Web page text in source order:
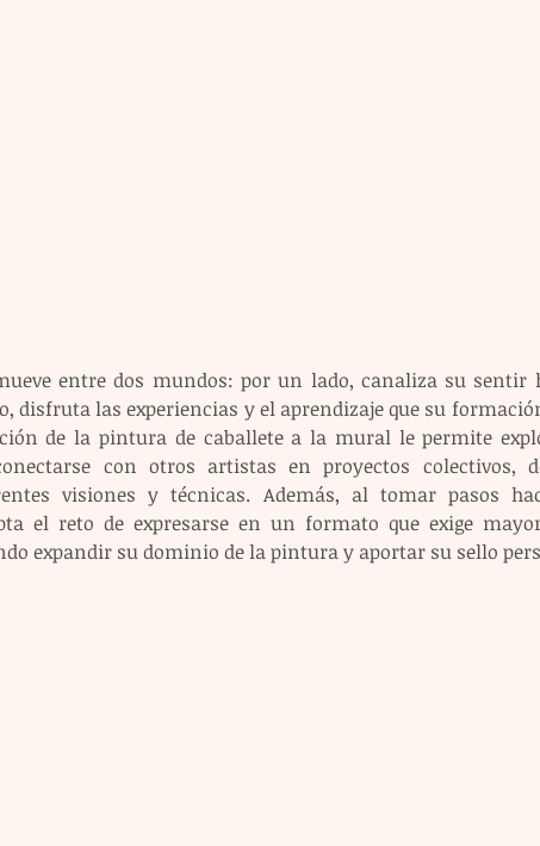
entre dos mundos: por un lado, canaliza su sentir
disfruta las experiencias y el aprendizaje que su
de la pintura de caballete a la mural le permite
con otros artistas en proyectos colectivos,
visiones y técnicas. Además, al tomar pasos
el reto de expresarse en un formato que exige
expandir su dominio de la pintura y aportar su sello